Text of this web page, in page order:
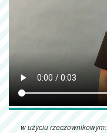
w użyciu rzeczownikowym: